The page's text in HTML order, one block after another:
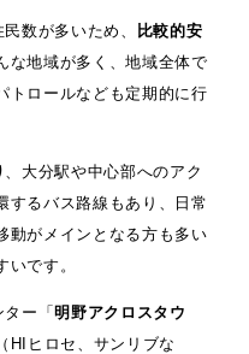
数が多いため、
比較的安
な地域が多く、地域全体で
トロールなども定期的に行
、大分駅や中心部へのアク
するバス路線もあり、日常
動がメインとなる方も多い
です。
ー「 明野アクロスタウ
HIヒロセ、サンリブな